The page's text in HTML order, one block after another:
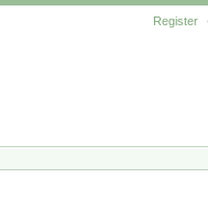
Register